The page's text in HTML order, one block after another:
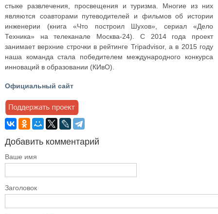
стыке развлечения, просвещения и туризма. Многие из них
являются соавторами путеводителей и фильмов об истории
инженерии (книга «Что построил Шухов», сериал «Дело
Техника» на телеканале Москва-24). С 2014 года проект
занимает верхние строчки в рейтинге Tripadvisor, а в 2015 году
наша команда стала победителем международного конкурса
инноваций в образовании (КИвО).
Официальный сайт
Добавить комментарий
Ваше имя
Заголовок